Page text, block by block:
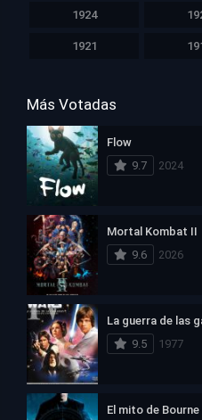
1924
1921
Más Votadas
Flow
9.7
2024
Mortal Kombat II
9.6
2026
9.5
1977
El mito de